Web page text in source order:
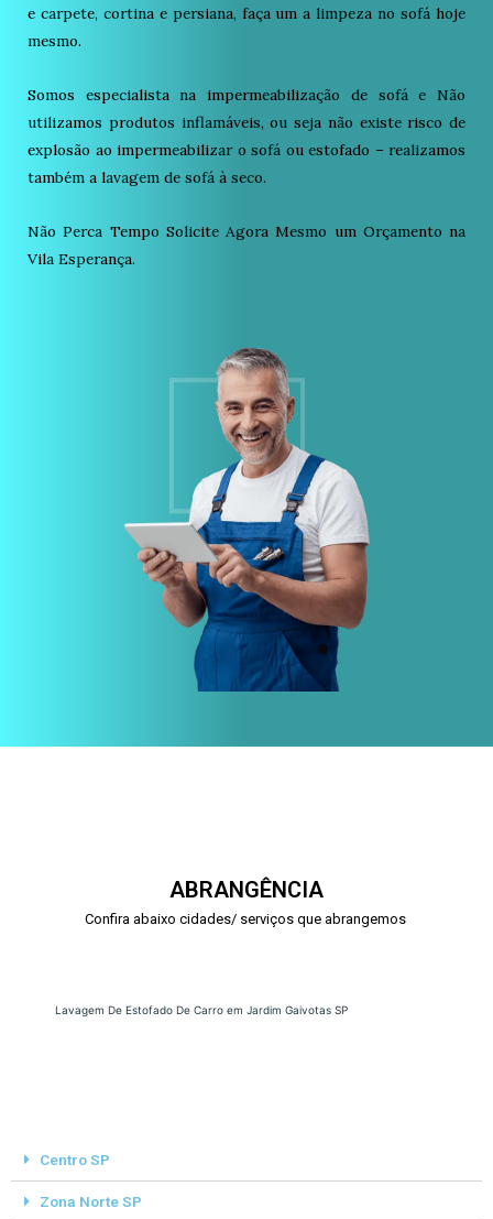
e carpete, cortina e persiana, faça um a limpeza no sofá hoje
mesmo.
Somos especialista na impermeabilização de sofá e Não
utilizamos produtos inflamáveis, ou seja não existe risco de
explosão ao impermeabilizar o sofá ou estofado – realizamos
também a lavagem de sofá à seco.
Não Perca Tempo Solicite Agora Mesmo um Orçamento na
Vila Esperança.
ABRANGÊNCIA
Confira abaixo cidades/ serviços que abrangemos
Lavagem De Estofado De Carro em Jardim Gaivotas SP
Centro SP
Zona Norte SP